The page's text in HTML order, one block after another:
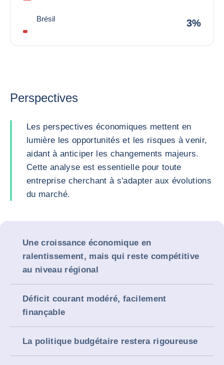
Brésil 3%
Perspectives
Les perspectives économiques mettent en
lumière les opportunités et les risques à venir,
aidant à anticiper les changements majeurs.
Cette analyse est essentielle pour toute
entreprise cherchant à s'adapter aux évolutions
du marché.
Une croissance économique en
ralentissement, mais qui reste compétitive
au niveau régional
Déficit courant modéré, facilement
finançable
La politique budgétaire restera rigoureuse